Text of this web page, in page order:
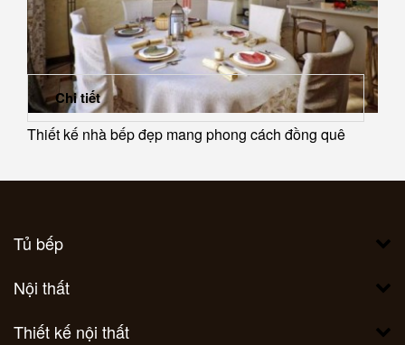
Thiết kế nhà bếp đẹp mang phong cách đồng quê
Chi tiết
Tủ bếp
Nội thất
Thiết kế nội thất